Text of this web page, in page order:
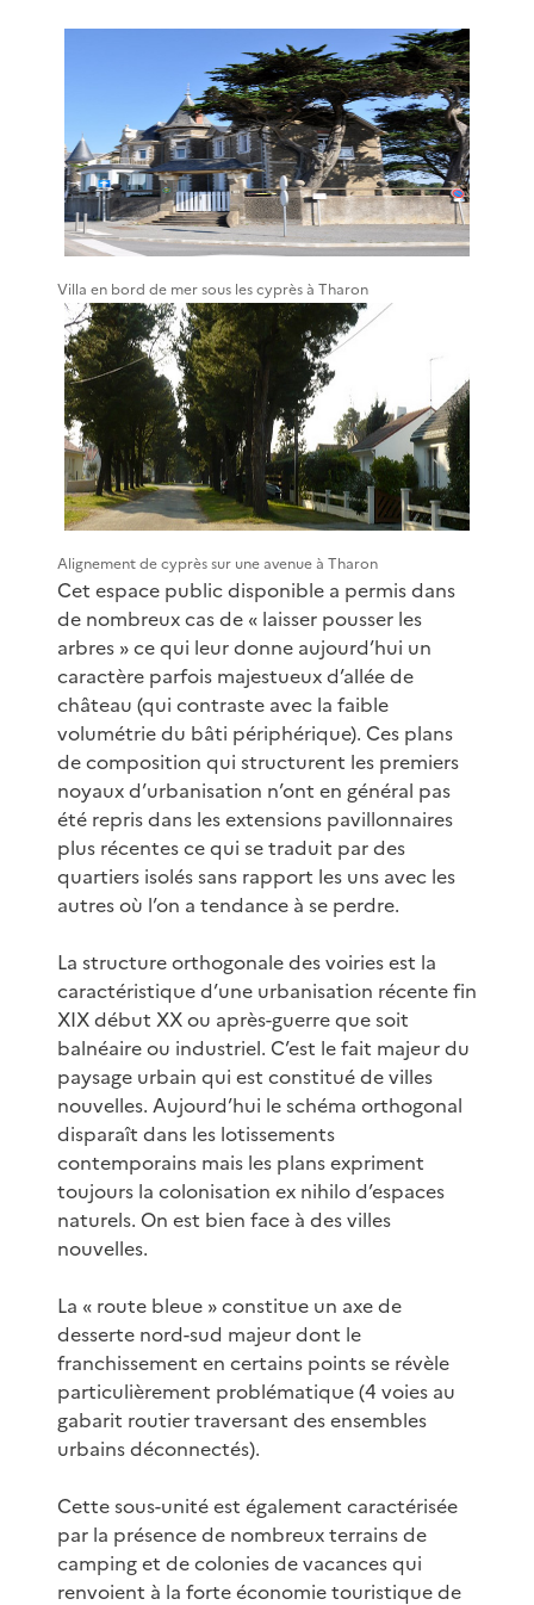
Villa en bord de mer sous les cyprès à Tharon
Alignement de cyprès sur une avenue à Tharon
Cet espace public disponible a permis dans
de nombreux cas de « laisser pousser les
arbres » ce qui leur donne aujourd’hui un
caractère parfois majestueux d’allée de
château (qui contraste avec la faible
volumétrie du bâti périphérique). Ces plans
de composition qui structurent les premiers
noyaux d’urbanisation n’ont en général pas
été repris dans les extensions pavillonnaires
plus récentes ce qui se traduit par des
quartiers isolés sans rapport les uns avec les
autres où l’on a tendance à se perdre.
La structure orthogonale des voiries est la
caractéristique d’une urbanisation récente fin
XIX début XX ou après-guerre que soit
balnéaire ou industriel. C’est le fait majeur du
paysage urbain qui est constitué de villes
nouvelles. Aujourd’hui le schéma orthogonal
disparaît dans les lotissements
contemporains mais les plans expriment
toujours la colonisation ex nihilo d’espaces
naturels. On est bien face à des villes
nouvelles.
La « route bleue » constitue un axe de
desserte nord-sud majeur dont le
franchissement en certains points se révèle
particulièrement problématique (4 voies au
gabarit routier traversant des ensembles
urbains déconnectés).
Cette sous-unité est également caractérisée
par la présence de nombreux terrains de
camping et de colonies de vacances qui
renvoient à la forte économie touristique de